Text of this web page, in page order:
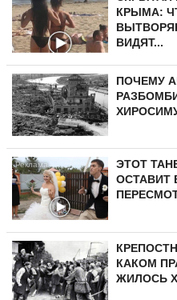
КРЫМА:
ВИДЯТ...
ПОЧЕМУ
ЭТОТ
ОСТАВИТ
КАКОМ
ЖИЛОСЬ